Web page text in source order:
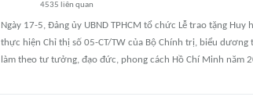
4535 liên quan
Ngày 17-5, Đảng ủy UBND TPHCM tổ chức Lễ trao tặng
thực hiện Chỉ thị số 05-CT/TW của Bộ Chính trị, biểu
làm theo tư tưởng, đạo đức, phong cách Hồ Chí Minh năm